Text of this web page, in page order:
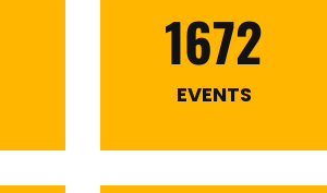
1672
EVENTS